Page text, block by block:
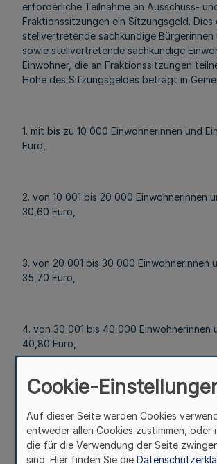
erforderliche Teilnahme an Ausschuss-
Fraktionssitzungen ein Sitzungsgeld.
stellvertretende sachkundige Bürgerinnen
sowie stellvertretende sachkundige
Einwohner, die an Fraktionssitzungen
Höhe des Sitzungsgeldes beträgt in
1. mit bis zu 10 000 Einwohnerinnen und
Euro,
2. von 10 001 bis 20 000 Einwohnerinnen
30,60 Euro,
3. von 20 001 bis 30 000 Einwohnerinnen
35,70 Euro,
4. von 30 001 bis 40 000 Einwohnerinnen
40,80 Euro,
5. von 40 001 bis 60 000 Einwohnerinnen
45,90 Euro,
6. von 60 001 bis 100 000
Cookie-
Auf dieser Seite werden Cookies
entweder allen Cookies zustimmen, oder
die für die Verwendung der Seite
sind. Hier finden Sie die